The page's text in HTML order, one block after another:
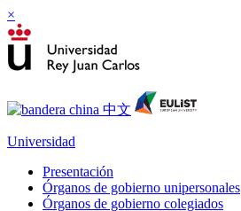
×
Universidad
Presentación
Órganos de gobierno unipersonales
Órganos de gobierno colegiados